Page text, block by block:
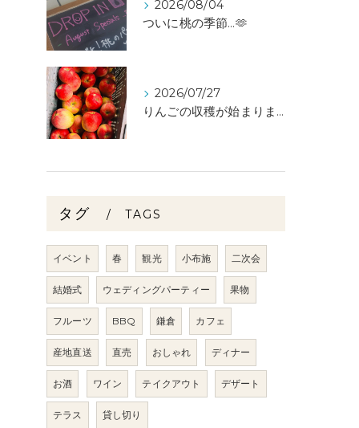
2026/08/04
ついに桃の季節…🫶
2026/07/27
りんごの収穫が始まりました🧑‍🌾🍎
タグ TAGS
イベント 春 観光 小布施 二次会
結婚式 ウェディングパーティー 果物
フルーツ BBQ 鎌倉 カフェ
産地直送 直売 おしゃれ ディナー
お酒 ワイン テイクアウト デザート
テラス 貸し切り